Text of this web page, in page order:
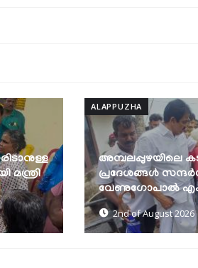
ബാധിത
കെ.സി.
ജി....
ALAPPUZHA
2nd